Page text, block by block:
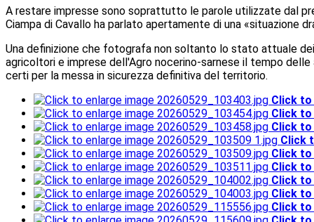
A restare impresse sono soprattutto le parole utilizzate dal
Ciampa di Cavallo ha parlato apertamente di una «situazione
Una definizione che fotografa non soltanto lo stato attuale
agricoltori e imprese dell'Agro nocerino-sarnese il tempo
certi per la messa in sicurezza definitiva del territorio.
Click to
Click to
Click to
Click
Click to
Click to
Click to
Click to
Click to